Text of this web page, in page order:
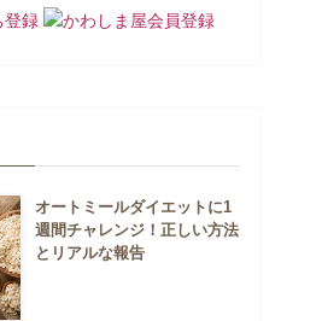
オートミールダイエットに1
週間チャレンジ！正しい方法
とリアルな報告